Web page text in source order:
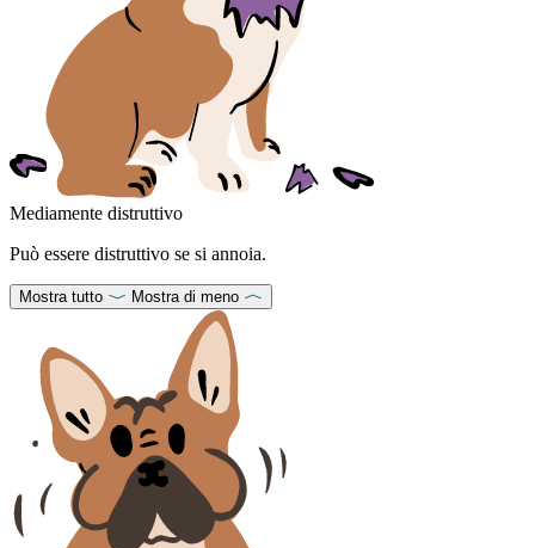
Mediamente distruttivo
Può essere distruttivo se si annoia.
Mostra tutto Mostra di meno